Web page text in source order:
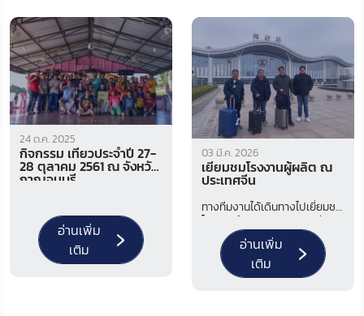
24 ต.ค. 2025
กิจกรรม เที่ยวประจำปี 27-
28 ตุลาคม 2561 ณ จังหวัด
กาญจนบุรี
อ่านเพิ่ม
เติม
03 มี.ค. 2026
เยี่ยมชมโรงงานผู้ผลิต ณ
ประเทศจีน
ทางทีมงานได้เดินทางไปเยี่ยมชม
โรงงานผู้ผลิต ณ ประเทศจีน
เพื่อตรวจสอบกระบวนการผลิต
มาตรฐานเครื่องจักร และหารือ
รายละเอียดทางเทคนิคกับทางผู้
ผลิตโดยตรง
อ่านเพิ่ม
เติม